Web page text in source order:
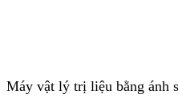
Máy vật lý trị liệu bằng ánh